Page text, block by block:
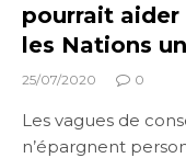
pourrait aider
les Nations
25/07/2020 0
Les vagues de
n’épargnent